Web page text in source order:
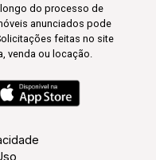
do processo de
anunciados pode
feitas no site
venda ou locação.